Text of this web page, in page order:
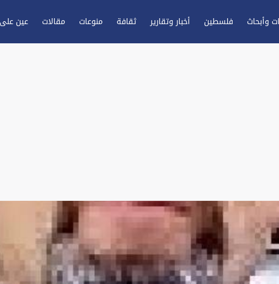
وأبحاث فلسطين أخبار وتقارير ثقافة منوعات مقالات عين